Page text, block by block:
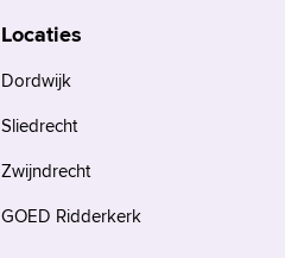
Locaties
Dordwijk
Sliedrecht
Zwijndrecht
GOED Ridderkerk